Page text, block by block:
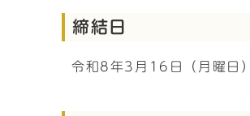
締結日
令和8年3月16日（月曜日）